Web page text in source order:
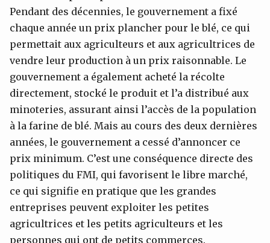
Pendant des décennies, le gouvernement a fixé
chaque année un prix plancher pour le blé, ce qui
permettait aux agriculteurs et aux agricultrices de
vendre leur production à un prix raisonnable. Le
gouvernement a également acheté la récolte
directement, stocké le produit et l’a distribué aux
minoteries, assurant ainsi l’accès de la population
à la farine de blé. Mais au cours des deux dernières
années, le gouvernement a cessé d’annoncer ce
prix minimum. C’est une conséquence directe des
politiques du FMI, qui favorisent le libre marché,
ce qui signifie en pratique que les grandes
entreprises peuvent exploiter les petites
agricultrices et les petits agriculteurs et les
personnes qui ont de petits commerces.